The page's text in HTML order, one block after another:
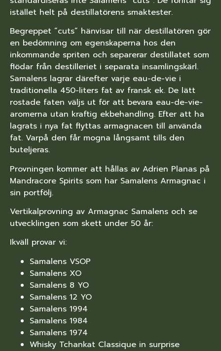
istället helt på destillatörens smaktester.
Begreppet ”cuts” hänvisar till när destillatören gör
en bedömning om egenskaperna hos den
inkommande spriten och separerar destillatet som
flödar från destilleriet i separata insamlingskärl.
Samalens lagrar därefter varje eau-de-vie i
traditionella 450-liters fat av fransk ek. De lätt
rostade faten väljs ut för att bevara eau-de-vie-
aromerna utan kraftig ekbehandling. Efter att ha
lagrats i nya fat flyttas armagnacen till använda
fat. Varpå den får mogna långsamt tills den
buteljeras.
Provningen kommer att hållas av Adrien Planas på
Mandracore Spirits som har Samalens Armagnac i
sin portfölj.
Vertikalprovning av Armagnac Samalens och se
utvecklingen som skett under 50 år:
Ikväll provar vi:
Samalens VSOP
Samalens XO
Samalens 8 YO
Samalens 12 YO
Samalens 1994
Samalens 1984
Samalens 1974
Whisky Tchankat Classique in surprise